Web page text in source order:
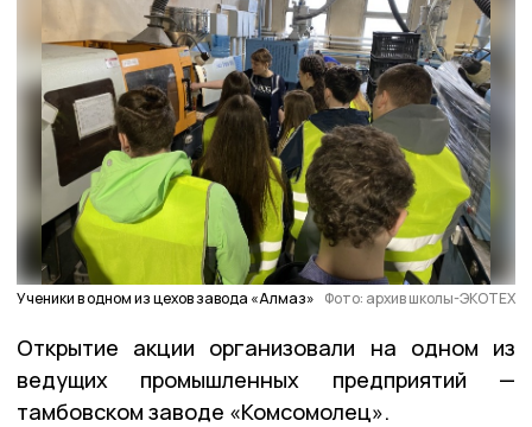
Ученики в одном из цехов завода «Алмаз» Фото: архив школы-ЭКОТЕХ
Открытие акции организовали на одном из
ведущих промышленных предприятий —
тамбовском заводе «Комсомолец».